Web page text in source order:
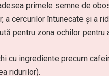
primele semne de
a cercurilor întunecate și a
pentru zona ochilor
cu ingrediente precum
ridurilor).